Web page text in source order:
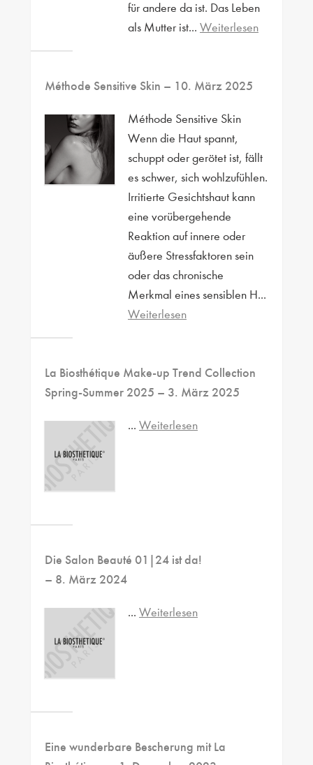
für andere da ist. Das Leben
als Mutter ist... Weiterlesen
Méthode Sensitive Skin – 10. März 2025
Méthode Sensitive Skin
Wenn die Haut spannt,
schuppt oder gerötet ist, fällt
es schwer, sich wohlzufühlen.
Irritierte Gesichtshaut kann
eine vorübergehende
Reaktion auf innere oder
äußere Stressfaktoren sein
oder das chronische
Merkmal eines sensiblen H...
Weiterlesen
La Biosthétique Make-up Trend Collection
Spring-Summer 2025 – 3. März 2025
... Weiterlesen
Die Salon Beauté 01|24 ist da!
– 8. März 2024
... Weiterlesen
Eine wunderbare Bescherung mit La